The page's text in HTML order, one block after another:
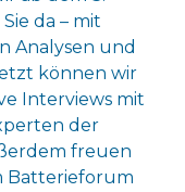
da – mit
Analysen und
können wir
Interviews mit
der
freuen
Batterieforum